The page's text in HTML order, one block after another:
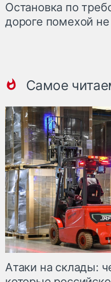
Остановка по
дороге помехой не
Самое
Атаки на склады: